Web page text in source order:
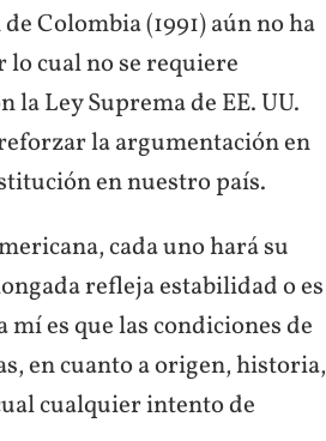
Colombia (1991) aún no ha
lo cual no se requiere
Ley Suprema de EE. UU.
la argumentación en
en nuestro país.
cada uno hará su
refleja estabilidad o es
es que las condiciones de
en cuanto a origen, historia,
cualquier intento de